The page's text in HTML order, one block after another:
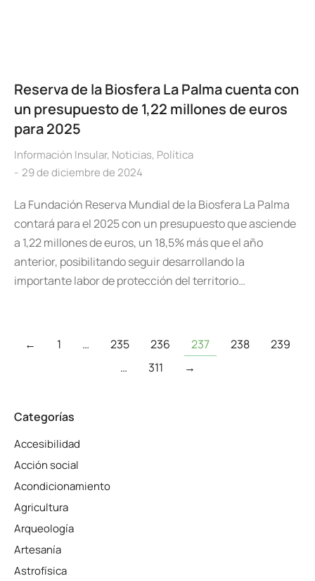
Reserva de la Biosfera La Palma cuenta con
un presupuesto de 1,22 millones de euros
para 2025
Información Insular, Noticias, Política
29 de diciembre de 2024
La Fundación Reserva Mundial de la Biosfera La Palma
contará para el 2025 con un presupuesto que asciende
a 1,22 millones de euros, un 18,5% más que el año
anterior, posibilitando seguir desarrollando la
importante labor de protección del territorio…
← 1 … 235 236 237 238
239
…
311 →
Categorías
Accesibilidad
Acción social
Acondicionamiento
Agricultura
Arqueología
Artesanía
Astrofísica